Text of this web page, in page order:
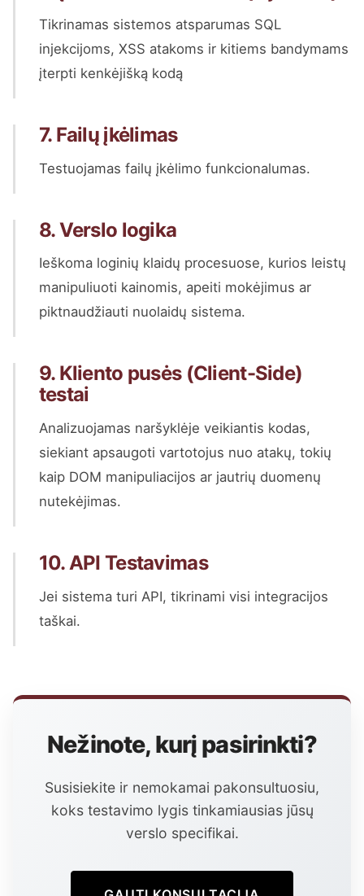
Tikrinamas sistemos atsparumas SQL
injekcijoms, XSS atakoms ir kitiems bandymams
įterpti kenkėjišką kodą
7. Failų įkėlimas
Testuojamas failų įkėlimo funkcionalumas.
8. Verslo logika
Ieškoma loginių klaidų procesuose, kurios leistų
manipuliuoti kainomis, apeiti mokėjimus ar
piktnaudžiauti nuolaidų sistema.
9. Kliento pusės (Client-Side)
testai
Analizuojamas naršyklėje veikiantis kodas,
siekiant apsaugoti vartotojus nuo atakų, tokių
kaip DOM manipuliacijos ar jautrių duomenų
nutekėjimas.
10. API Testavimas
Jei sistema turi API, tikrinami visi integracijos
taškai.
Nežinote, kurį pasirinkti?
Susisiekite ir nemokamai pakonsultuosiu,
koks testavimo lygis tinkamiausias jūsų
verslo specifikai.